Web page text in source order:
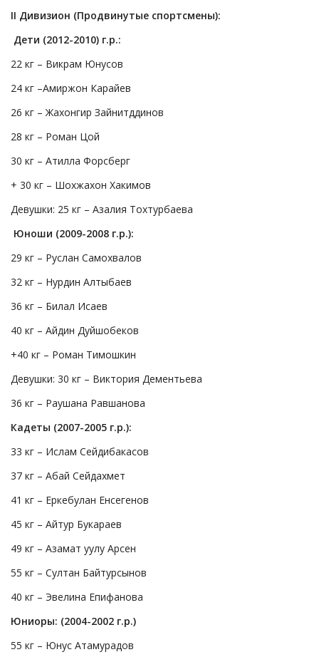
II Дивизион (Продвинутые спортсмены):
Дети (2012-2010) г.р.:
22 кг – Викрам Юнусов
24 кг –Амиржон Карайев
26 кг – Жахонгир Зайнитддинов
28 кг – Роман Цой
30 кг – Атилла Форсберг
+ 30 кг – Шохжахон Хакимов
Девушки: 25 кг – Азалия Тохтурбаева
Юноши (2009-2008 г.р.):
29 кг – Руслан Самохвалов
32 кг – Нурдин Алтыбаев
36 кг – Билал Исаев
40 кг – Айдин Дуйшобеков
+40 кг – Роман Тимошкин
Девушки: 30 кг – Виктория Дементьева
36 кг – Раушана Равшанова
Кадеты (2007-2005 г.р.):
33 кг – Ислам Сейдибакасов
37 кг – Абай Сейдахмет
41 кг – Еркебулан Енсегенов
45 кг – Айтур Букараев
49 кг – Азамат уулу Арсен
55 кг – Султан Байтурсынов
40 кг – Эвелина Епифанова
Юниоры: (2004-2002 г.р.)
55 кг – Юнус Атамурадов